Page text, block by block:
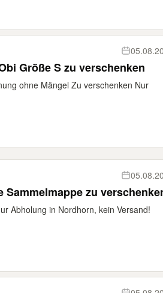
Größe S zu verschenken
ohne Mängel Zu verschenken Nur
Sammelmappe zu
Abholung in Nordhorn, kein Versand!